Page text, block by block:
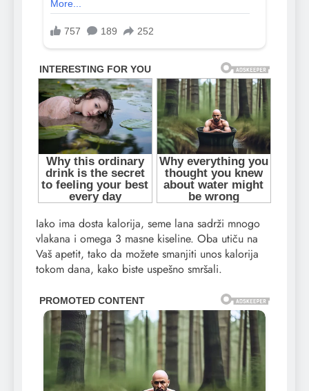
Iako ima dosta kalorija, seme lana sadrži mnogo
vlakana i omega 3 masne kiseline. Oba utiču na
Vaš apetit, tako da možete smanjiti unos kalorija
tokom dana, kako biste uspešno smršali.